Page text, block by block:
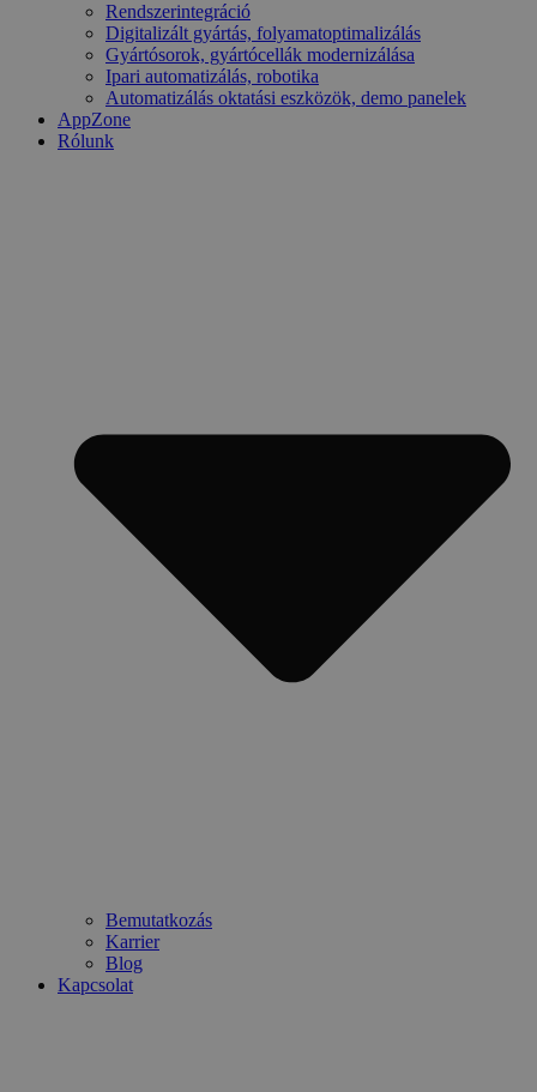
Rendszerintegráció
Digitalizált gyártás, folyamatoptimalizálás
Gyártósorok, gyártócellák modernizálása
Ipari automatizálás, robotika
Automatizálás oktatási eszközök, demo panelek
AppZone
Rólunk
Bemutatkozás
Karrier
Blog
Kapcsolat